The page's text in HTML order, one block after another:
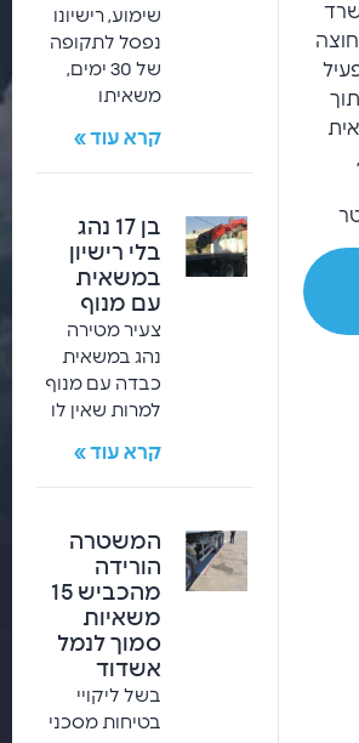
שימוע, רישיונו
נפסל לתקופה
של 30 ימים,
משאיתו
קרא עוד »
בן 17 נהג
בלי רישיון
במשאית
עם מנוף
צעיר מטירה
נהג במשאית
כבדה עם מנוף
למרות שאין לו
קרא עוד »
המשטרה
הורידה
מהכביש 15
משאיות
סמוך לנמל
אשדוד
בשל ליקויי
בטיחות מסכני